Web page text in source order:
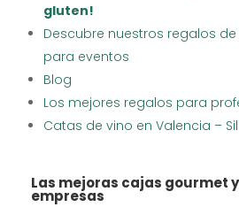
gluten!
Descubre nuestros regalos
para eventos
Blog
Los mejores regalos para
Catas de vino en Valencia –
Las mejoras cajas gourmet
empresas